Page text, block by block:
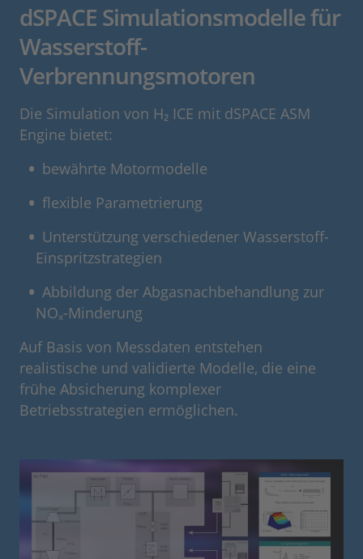
dSPACE Simulationsmodelle für
Wasserstoff-
Verbrennungsmotoren
Die Simulation von H₂ ICE mit dSPACE ASM
Engine bietet:
bewährte Motormodelle
flexible Parametrierung
Unterstützung verschiedener Wasserstoff-
Einspritzstrategien
Abbildung der Abgasnachbehandlung zur
NOₓ-Minderung
Auf Basis von Messdaten entstehen
realistische und validierte Modelle, die eine
frühe Absicherung komplexer
Betriebsstrategien ermöglichen.